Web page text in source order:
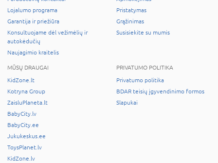
Lojalumo programa
Garantija ir priežiūra
Konsultuojame dėl vežimėlių ir
autokėdučių
Naujagimio kraitelis
Pristatymas
Grąžinimas
Susisiekite su mumis
MŪSŲ DRAUGAI
KidZone.lt
Kotryna Group
ZaisluPlaneta.lt
BabyCity.lv
BabyCity.ee
Jukukeskus.ee
ToysPlanet.lv
KidZone.lv
PRIVATUMO POLITIKA
Privatumo politika
BDAR teisių įgyvendinimo formos
Slapukai